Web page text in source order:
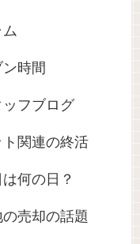
ン時間
ッフブログ
ト関連の終活
何の日？
売却の話題